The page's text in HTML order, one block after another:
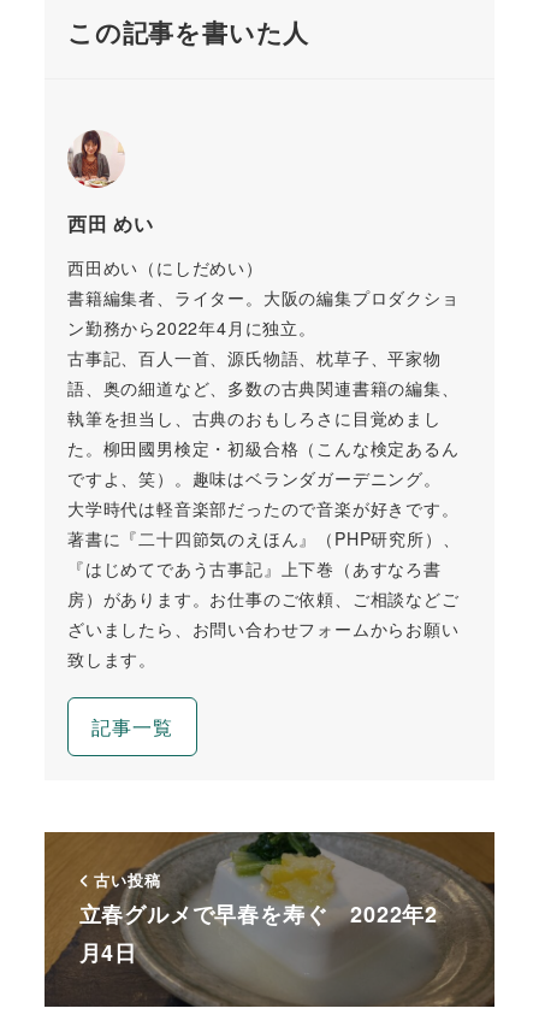
この記事を書いた人
西田 めい
西田めい（にしだめい）
書籍編集者、ライター。大阪の編集プロダクショ
ン勤務から2022年4月に独立。
古事記、百人一首、源氏物語、枕草子、平家物
語、奥の細道など、多数の古典関連書籍の編集、
執筆を担当し、古典のおもしろさに目覚めまし
た。柳田國男検定・初級合格（こんな検定あるん
ですよ、笑）。趣味はベランダガーデニング。
大学時代は軽音楽部だったので音楽が好きです。
著書に『二十四節気のえほん』（PHP研究所）、
『はじめてであう古事記』上下巻（あすなろ書
房）があります。お仕事のご依頼、ご相談などご
ざいましたら、お問い合わせフォームからお願い
致します。
記事一覧
古い投稿
立春グルメで早春を寿ぐ 2022年2
月4日